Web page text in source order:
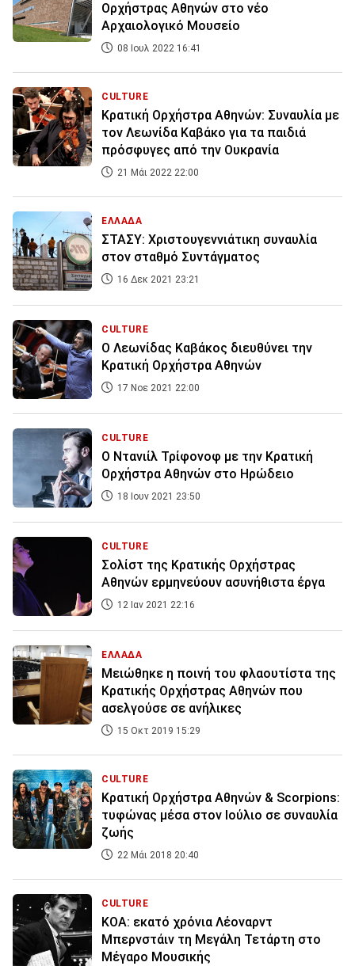
Ορχήστρας Αθηνών στο νέο
Αρχαιολογικό Μουσείο
08 Ιουλ 2022 16:41
CULTURE
Κρατική Ορχήστρα Αθηνών: Συναυλία με
τον Λεωνίδα Καβάκο για τα παιδιά
πρόσφυγες από την Ουκρανία
21 Μάι 2022 22:00
ΕΛΛΑΔΑ
ΣΤΑΣΥ: Χριστουγεννιάτικη συναυλία
στον σταθμό Συντάγματος
16 Δεκ 2021 23:21
CULTURE
Ο Λεωνίδας Καβάκος διευθύνει την
Κρατική Ορχήστρα Αθηνών
17 Νοε 2021 22:00
CULTURE
Ο Ντανιίλ Τρίφονοφ με την Κρατική
Ορχήστρα Αθηνών στο Ηρώδειο
18 Ιουν 2021 23:50
CULTURE
Σολίστ της Κρατικής Ορχήστρας
Αθηνών ερμηνεύουν ασυνήθιστα έργα
12 Ιαν 2021 22:16
ΕΛΛΑΔΑ
Μειώθηκε η ποινή του φλαουτίστα της
Κρατικής Ορχήστρας Αθηνών που
ασελγούσε σε ανήλικες
15 Οκτ 2019 15:29
CULTURE
Κρατική Ορχήστρα Αθηνών & Scorpions:
τυφώνας μέσα στον Ιούλιο σε συναυλία
ζωής
22 Μάι 2018 20:40
CULTURE
ΚΟΑ: εκατό χρόνια Λέοναρντ
Μπερνστάιν τη Μεγάλη Τετάρτη στο
Μέγαρο Μουσικής